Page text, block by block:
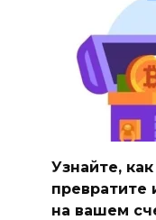
Узнайте,
превратите
на вашем